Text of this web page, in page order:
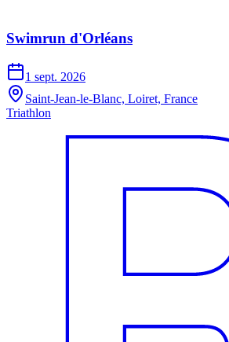
Swimrun d'Orléans
1 sept. 2026
Saint-Jean-le-Blanc, Loiret, France
Triathlon